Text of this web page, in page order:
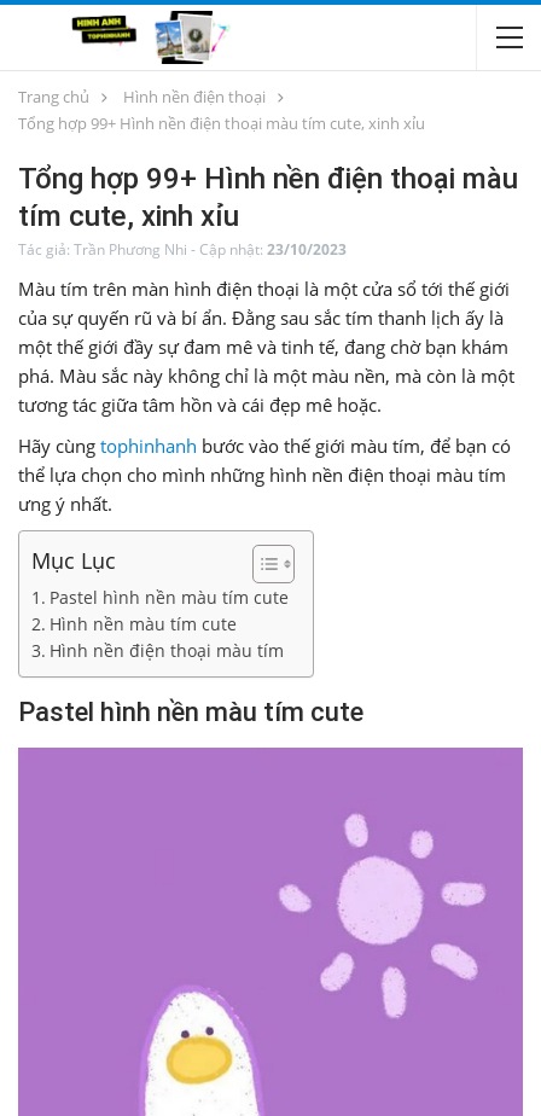
Trang chủ
Hình nền điện thoại
Tổng hợp 99+ Hình nền điện thoại màu tím cute, xinh xỉu
Tổng hợp 99+ Hình nền điện thoại màu
tím cute, xinh xỉu
Tác giả: Trần Phương Nhi - Cập nhật: 23/10/2023
Màu tím trên màn hình điện thoại là một cửa sổ tới thế giới
của sự quyến rũ và bí ẩn. Đằng sau sắc tím thanh lịch ấy là
một thế giới đầy sự đam mê và tinh tế, đang chờ bạn khám
phá. Màu sắc này không chỉ là một màu nền, mà còn là một
tương tác giữa tâm hồn và cái đẹp mê hoặc.
Hãy cùng tophinhanh bước vào thế giới màu tím, để bạn có
thể lựa chọn cho mình những hình nền điện thoại màu tím
ưng ý nhất.
Mục Lục
Pastel hình nền màu tím cute
Hình nền màu tím cute
Hình nền điện thoại màu tím
Pastel hình nền màu tím cute